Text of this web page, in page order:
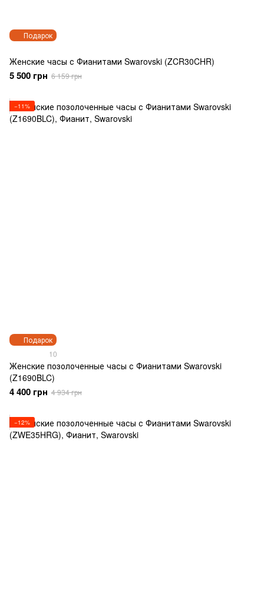
Подарок
Женские часы с Фианитами Swarovski (ZCR30CHR)
5 500 грн 6 159 грн
Подарок
−11%
10
Женские позолоченные часы с Фианитами Swarovski
(Z1690BLC)
4 400 грн 4 934 грн
−12%